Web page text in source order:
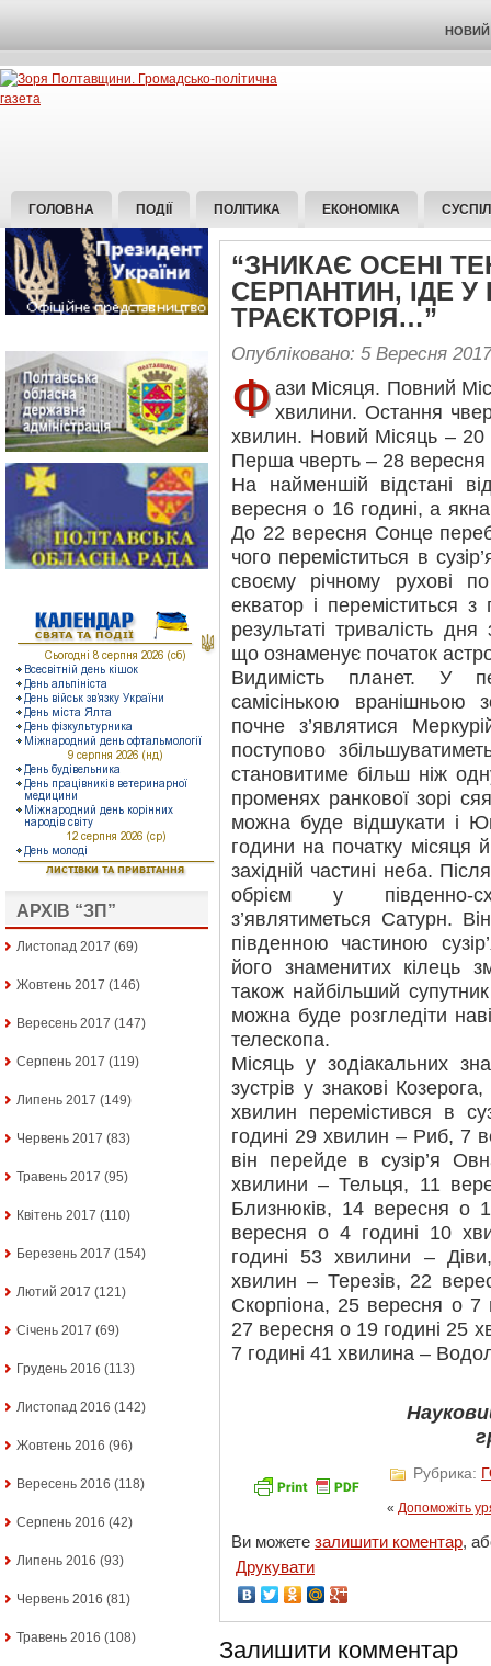
НОВИЙ
ГОЛОВНА ПОДІЇ ПОЛІТИКА ЕКОНОМІКА
АРХІВ “ЗП”
Листопад 2017 (69)
Жовтень 2017 (146)
Вересень 2017 (147)
Серпень 2017 (119)
Липень 2017 (149)
Червень 2017 (83)
Травень 2017 (95)
Квітень 2017 (110)
Березень 2017 (154)
Лютий 2017 (121)
Січень 2017 (69)
Грудень 2016 (113)
Листопад 2016 (142)
Жовтень 2016 (96)
Вересень 2016 (118)
Серпень 2016 (42)
Липень 2016 (93)
Червень 2016 (81)
Травень 2016 (108)
“ЗНИКАЄ ОСЕНІ
СЕРПАНТИН, ІДЕ
ТРАЄКТОРІЯ…”
Опубліковано: 5 Вересня 2017
Ф ази Місяця. Повний
хвилини. Остання
хвилин. Новий Місяць – 20
Перша чверть – 28 вересня
На найменшій відстані
вересня о 16 годині, а
До 22 вересня Сонце
чого переміститься в
своєму річному рухові
екватор і переміститься з
результаті тривалість
що ознаменує початок
Видимість планет. У
самісінькою вранішньою
почне з’являтися
поступово
становитиме більш ніж
променях ранкової зорі
можна буде відшукати і
години на початку місяця
західній частині неба.
обрієм у південно-
з’являтиметься Сатурн.
південною частиною
його знаменитих кілець
також найбільший
можна буде розгледіти
телескопа.
Місяць у зодіакальних
зустрів у знакові
хвилин перемістився в
годині 29 хвилин – Риб, 7
він перейде в сузір’я
хвилини – Тельця, 11
Близнюків, 14 вересня о
вересня о 4 годині 10
годині 53 хвилини –
хвилин – Терезів, 22
Скорпіона, 25 вересня о 7
27 вересня о 19 годині 25
7 годині 41 хвилина –
Рубрика:
« Допоможіть
Ви можете залишити коментар,
Друкувати
Залишити комментар